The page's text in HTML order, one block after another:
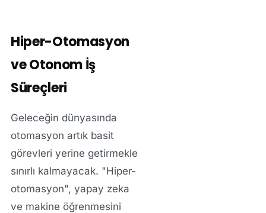
Hiper-Otomasyon
ve Otonom İş
Süreçleri
Geleceğin dünyasında
otomasyon artık basit
görevleri yerine getirmekle
sınırlı kalmayacak. "Hiper-
otomasyon", yapay zeka
ve makine öğrenmesini